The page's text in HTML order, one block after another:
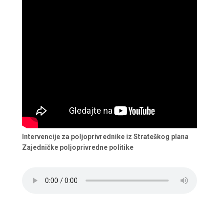
Intervencije za poljoprivrednike iz Strateškog plana
Zajedničke poljoprivredne politike